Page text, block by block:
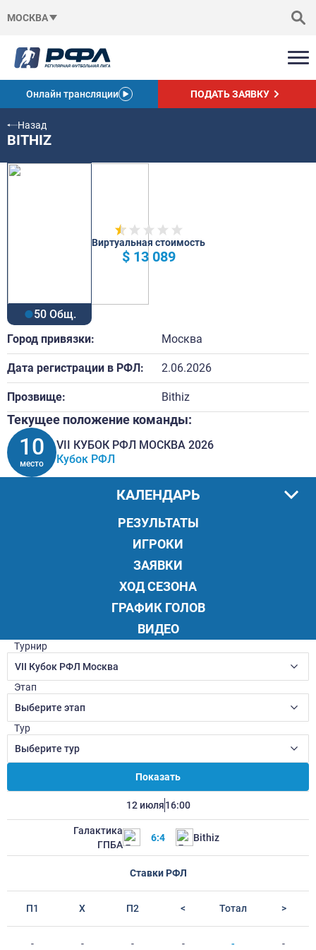
МОСКВА
Онлайн трансляции ПОДАТЬ ЗАЯВКУ
Назад
BITHIZ
50 Общ.
Виртуальная стоимость
$ 13 089
Город привязки: Москва
Дата регистрации в РФЛ: 2.06.2026
Прозвище: Bithiz
Текущее положение команды:
10
место
VII КУБОК РФЛ МОСКВА 2026
Кубок РФЛ
РЕЗУЛЬТАТЫ
КАЛЕНДАРЬ
ИГРОКИ
ЗАЯВКИ
ХОД СЕЗОНА
ГРАФИК ГОЛОВ
ВИДЕО
Турнир
VII Кубок РФЛ Москва
Этап
Выберите этап
Тур
Выберите тур
Показать
12 июля16:00
Галактика
ГПБА
6:4 Bithiz
Ставки РФЛ
П1 Х П2 < Тотал >
- - - - - -